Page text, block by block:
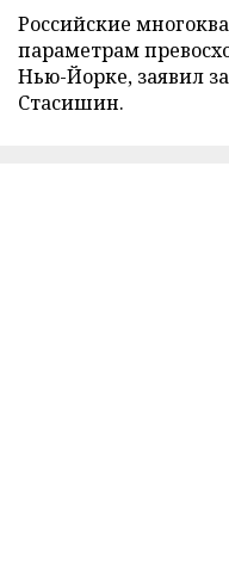
Российские
параметрам
Нью-Йорке, заявил
Стасишин.